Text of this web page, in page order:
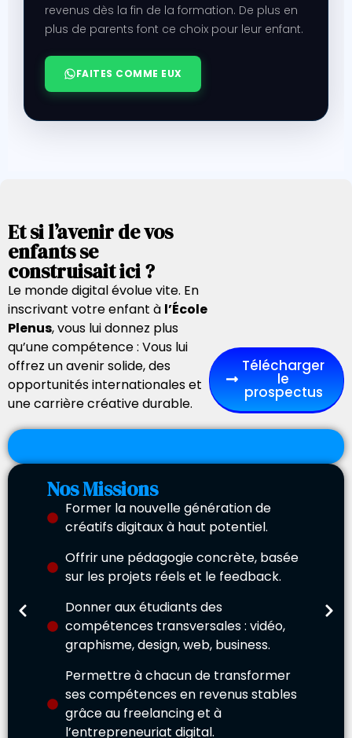
revenus dès la fin de la formation. De plus en
plus de parents font ce choix pour leur enfant.
FAITES COMME EUX
Et si l’avenir de vos
enfants se
construisait ici ?
Le monde digital évolue vite. En
inscrivant votre enfant à l’École
Plenus, vous lui donnez plus
qu’une compétence : Vous lui
offrez un avenir solide, des
opportunités internationales et
une carrière créative durable.
Télécharger
le
prospectus
Nos Missions
Former la nouvelle génération de
créatifs digitaux à haut potentiel.
Offrir une pédagogie concrète, basée
sur les projets réels et le feedback.
Donner aux étudiants des
compétences transversales : vidéo,
graphisme, design, web, business.
Permettre à chacun de transformer
ses compétences en revenus stables
grâce au freelancing et à
l’entrepreneuriat digital.
Il